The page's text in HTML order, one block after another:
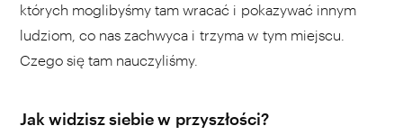
których moglibyśmy tam wracać i pokazywać innym
ludziom, co nas zachwyca i trzyma w tym miejscu.
Czego się tam nauczyliśmy.
Jak widzisz siebie w przyszłości?